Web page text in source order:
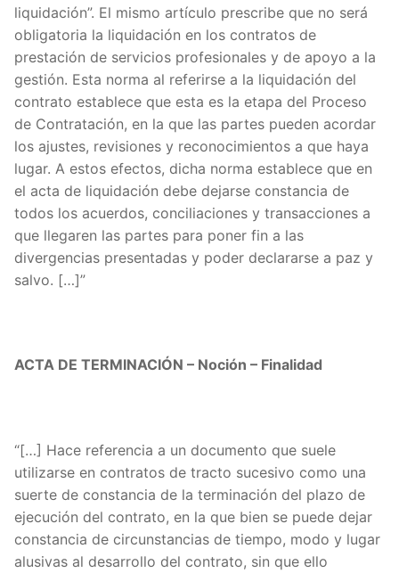
liquidación”. El mismo artículo prescribe que no será
obligatoria la liquidación en los contratos de
prestación de servicios profesionales y de apoyo a la
gestión. Esta norma al referirse a la liquidación del
contrato establece que esta es la etapa del Proceso
de Contratación, en la que las partes pueden acordar
los ajustes, revisiones y reconocimientos a que haya
lugar. A estos efectos, dicha norma establece que en
el acta de liquidación debe dejarse constancia de
todos los acuerdos, conciliaciones y transacciones a
que llegaren las partes para poner fin a las
divergencias presentadas y poder declararse a paz y
salvo. […]”
ACTA DE TERMINACIÓN – Noción – Finalidad
“[…] Hace referencia a un documento que suele
utilizarse en contratos de tracto sucesivo como una
suerte de constancia de la terminación del plazo de
ejecución del contrato, en la que bien se puede dejar
constancia de circunstancias de tiempo, modo y lugar
alusivas al desarrollo del contrato, sin que ello